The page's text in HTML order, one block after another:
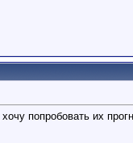
хочу попробовать их